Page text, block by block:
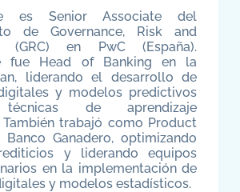
es Senior Associate del
de Governance, Risk and
(GRC) en PwC (España).
fue Head of Banking en la
liderando el desarrollo de
y modelos predictivos
técnicas de aprendizaje
trabajó como Product
Banco Ganadero, optimizando
y liderando equipos
en la implementación de
y modelos estadísticos.